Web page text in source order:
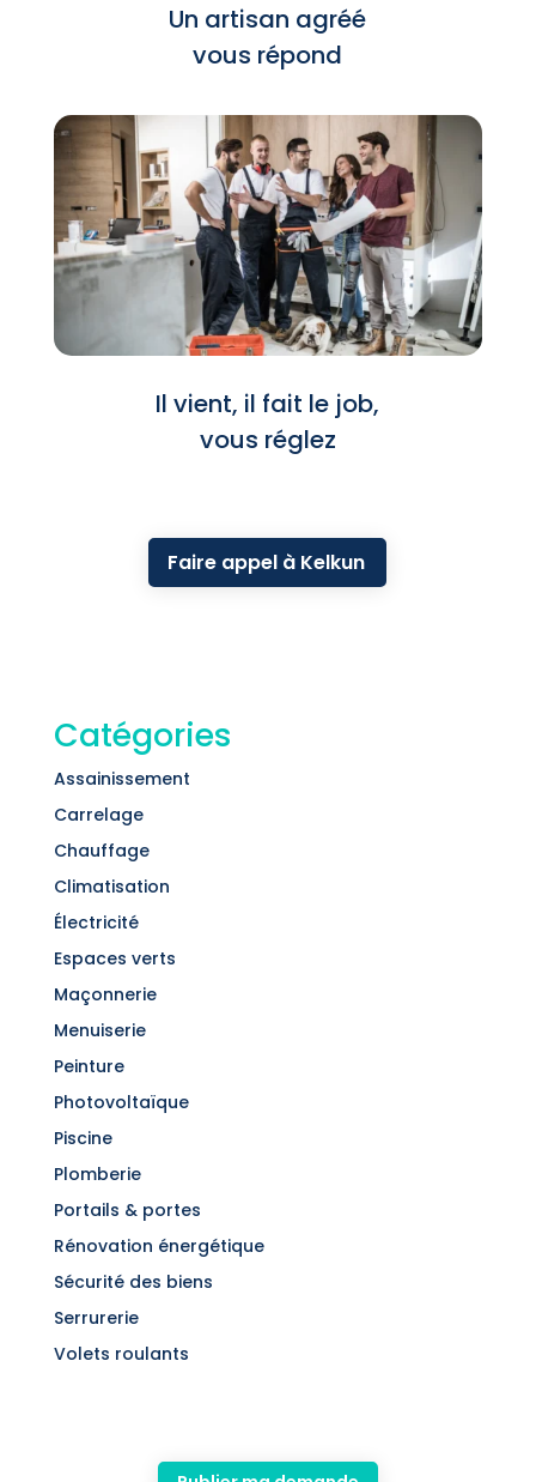
Un artisan agréé
vous répond
Il vient, il fait le job,
vous réglez
Faire appel à Kelkun
Catégories
Assainissement
Carrelage
Chauffage
Climatisation
Électricité
Espaces verts
Maçonnerie
Menuiserie
Peinture
Photovoltaïque
Piscine
Plomberie
Portails & portes
Rénovation énergétique
Sécurité des biens
Serrurerie
Volets roulants